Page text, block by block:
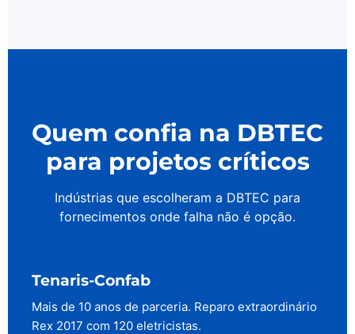
Quem confia na DBTEC
para projetos críticos
Indústrias que escolheram a DBTEC para
fornecimentos onde falha não é opção.
Tenaris-Confab
Mais de 10 anos de parceria. Reparo extraordinário
Rex 2017 com 120 eletricistas.